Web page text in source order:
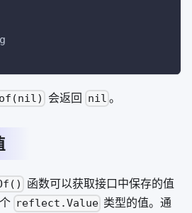
会返回 nil 。
函数可以获取接口中保存的值
reflect.Value 类型的值。通